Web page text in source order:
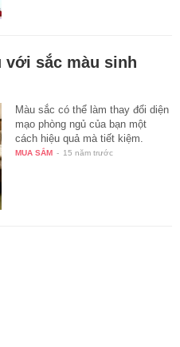
với sắc màu sinh
Màu sắc có thể làm thay đổi diện
mạo phòng ngủ của bạn một
cách hiệu quả mà tiết kiệm.
MUA SẮM - 15 năm trước